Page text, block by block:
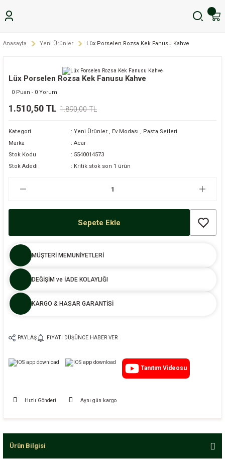
Anasayfa Yeni Ürünler Lüx Porselen Rozsa Kek Fanusu Kahve
Lüx Porselen Rozsa Kek Fanusu Kahve
0 Puan - 0 Yorum
1.510,50 TL 1.890,00 TL
Kategori Yeni Ürünler , Ev Modası , Pasta Setleri
Marka
Acar
Stok Kodu
5540014573
Stok Adedi
Kritik stok son 1 ürün
Sepete Ekle
MÜŞTERİ MEMUNİYETLERİ
DEĞİŞİM ve İADE KOLAYLIĞI
KARGO & HASAR GARANTİSİ
PAYLAŞ FIYATI DÜŞÜNCE HABER VER
Tanıtım Videosu
Hızlı Gönderi Aynı gün kargo
Ürün Bilgisi